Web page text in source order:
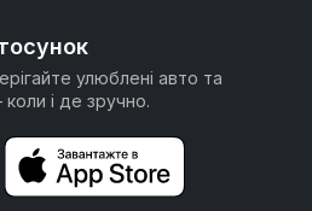
улюблені авто та
і де зручно.